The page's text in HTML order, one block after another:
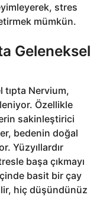
stres
mümkün.
Geleneksel
tıpta Nervium,
Özellikle
sakinleştirici
bedenin doğal
Yüzyıllardır
başa çıkmayı
basit bir çay
hiç düşündünüz